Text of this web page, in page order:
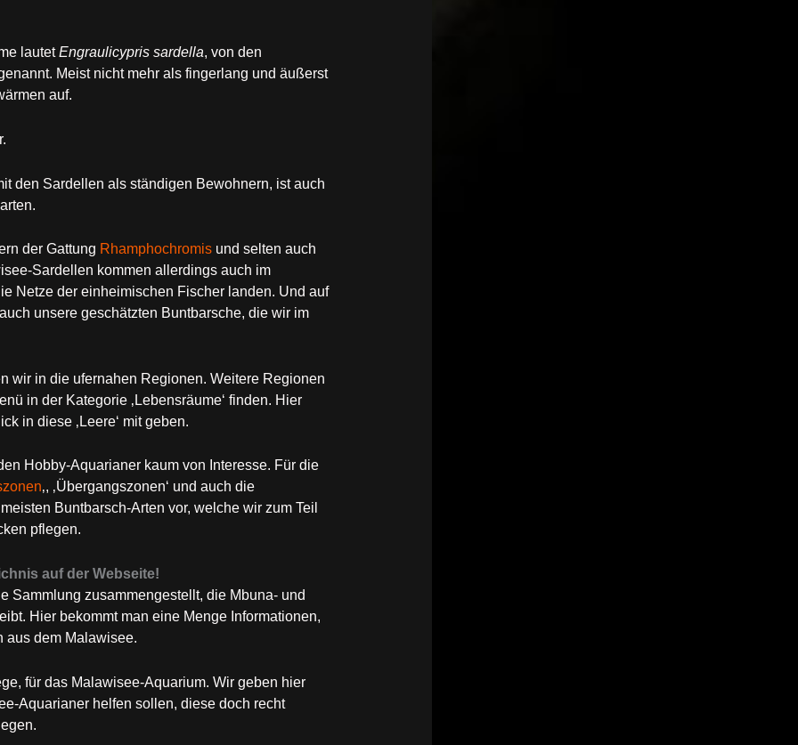
lautetEngraulicypris sardella, von den
Meist nicht mehr als fingerlang und äußerst
auf.
den Sardellen als ständigen Bewohnern, ist auch
der Gattung Rhamphochromisund selten auch
Sardellen kommen allerdings auch im
Netze der einheimischen Fischer landen. Und auf
unsere geschätzten Buntbarsche, die wir im
wir in die ufernahen Regionen. Weitere Regionen
in der Kategorie ‚Lebensräume‘ finden. Hier
in diese ‚Leere‘ mit geben.
Hobby-Aquarianer kaum von Interesse. Für die
‚, ‚Übergangszonen‘ und auch die
Buntbarsch-Arten vor, welche wir zum Teil
pflegen.
auf der Webseite!
Sammlung zusammengestellt, die Mbuna- und
Hier bekommt man eine Menge Informationen,
aus dem Malawisee.
für das Malawisee-Aquarium. Wir geben hier
Aquarianer helfen sollen, diese doch recht